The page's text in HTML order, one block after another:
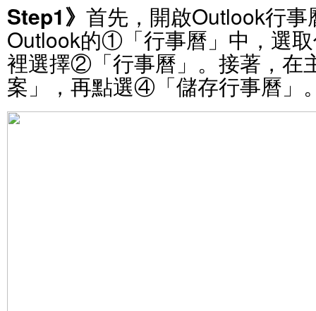
Step1》 首先，開啟Outlook行
Outlook的①「行事曆」中，選
裡選擇②「行事曆」。接著，在
案」，再點選④「儲存行事曆」